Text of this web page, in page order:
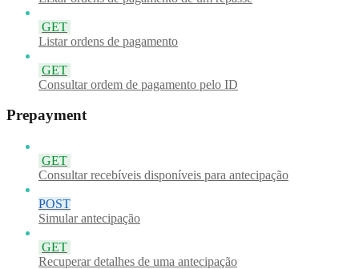
GET
Listar ordens de pagamento
GET
Consultar ordem de pagamento pelo ID
Prepayment
GET
Consultar recebíveis disponíveis para antecipação
POST
Simular antecipação
GET
Recuperar detalhes de uma antecipação